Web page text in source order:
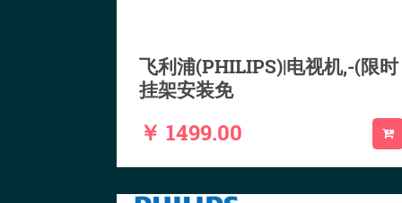
飞利浦(PHILIPS)|电视机,-(限时
挂架安装免
￥ 1499.00